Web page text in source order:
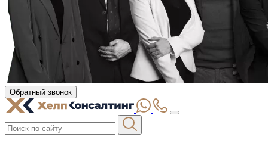
Обратный звонок